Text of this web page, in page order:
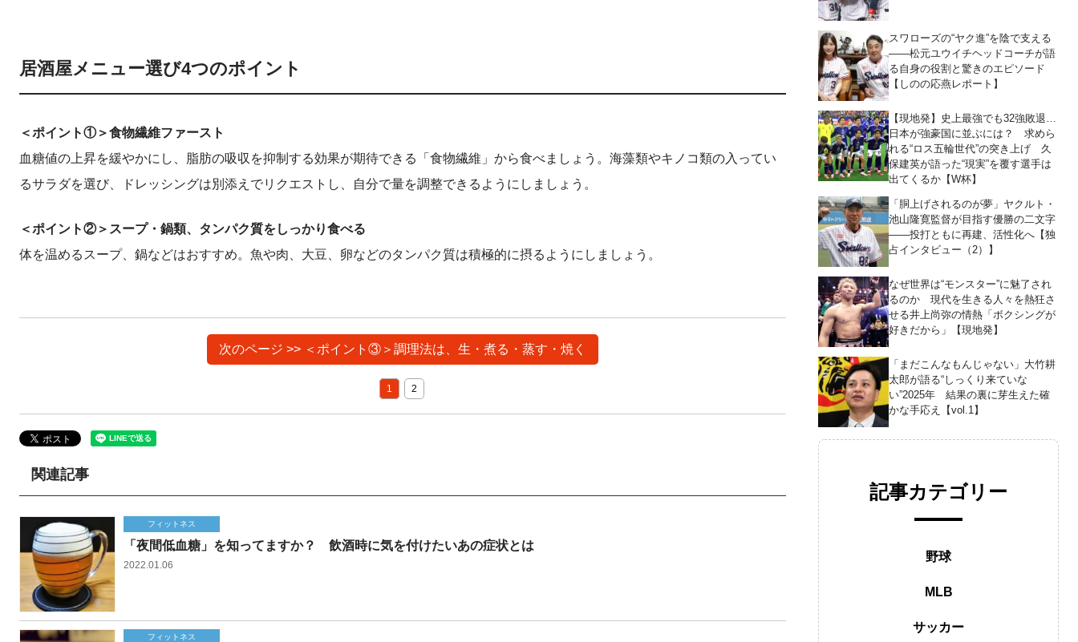
居酒屋メニュー選び4つのポイント
＜ポイント①＞食物繊維ファースト
血糖値の上昇を緩やかにし、脂肪の吸収を抑制する効果が期待できる「食物繊維」から食べましょう。海藻類やキノコ類の入ってい
るサラダを選び、ドレッシングは別添えでリクエストし、自分で量を調整できるようにしましょう。
＜ポイント②＞スープ・鍋類、タンパク質をしっかり食べる
体を温めるスープ、鍋などはおすすめ。魚や肉、大豆、卵などのタンパク質は積極的に摂るようにしましょう。
次のページ >> ＜ポイント③＞調理法は、生・煮る・蒸す・焼く
1 2
関連記事
フィットネス
「夜間低血糖」を知ってますか？ 飲酒時に気を付けたいあの症状とは
2022.01.06
フィットネス
スワローズの“ヤク進”を陰で支える
――松元ユウイチヘッドコーチが語
る自身の役割と驚きのエピソード
【しのの応燕レポート】
【現地発】史上最強でも32強敗退…
日本が強豪国に並ぶには？ 求めら
れる“ロス五輪世代”の突き上げ 久
保建英が語った“現実”を覆す選手は
出てくるか【W杯】
「胴上げされるのが夢」ヤクルト・
池山隆寛監督が目指す優勝の二文字
――投打ともに再建、活性化へ【独
占インタビュー（2）】
なぜ世界は“モンスター”に魅了され
るのか 現代を生きる人々を熱狂さ
せる井上尚弥の情熱「ボクシングが
好きだから」【現地発】
「まだこんなもんじゃない」大竹耕
太郎が語る“しっくり来ていな
い”2025年 結果の裏に芽生えた確
かな手応え【vol.1】
記事カテゴリー
野球
MLB
サッカー